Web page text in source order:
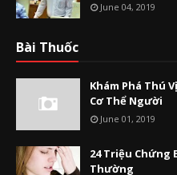
June 04, 2019
Bài Thuốc
Khám Phá Thú
Cơ Thể Người
June 01, 2019
24 Triệu Chứng
Thường